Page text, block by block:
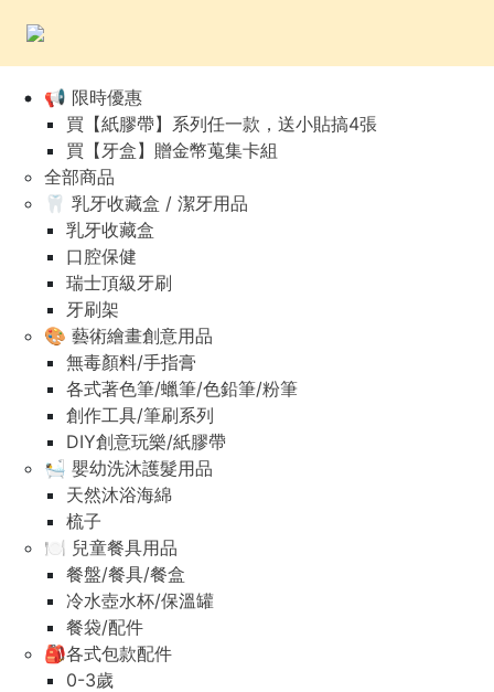
📢 限時優惠
買【紙膠帶】系列任一款，送小貼搞4張
買【牙盒】贈金幣蒐集卡組
全部商品
🦷 乳牙收藏盒 / 潔牙用品
乳牙收藏盒
口腔保健
瑞士頂級牙刷
牙刷架
🎨 藝術繪畫創意用品
無毒顏料/手指膏
各式著色筆/蠟筆/色鉛筆/粉筆
創作工具/筆刷系列
DIY創意玩樂/紙膠帶
🛀 嬰幼洗沐護髮用品
天然沐浴海綿
梳子
🍽️ 兒童餐具用品
餐盤/餐具/餐盒
冷水壺水杯/保溫罐
餐袋/配件
🎒各式包款配件
0-3歲